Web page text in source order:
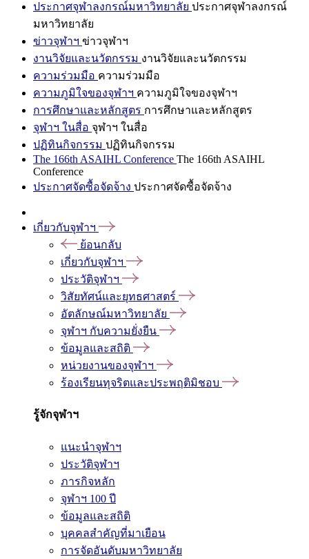
ประกาศจุฬาลงกรณ์มหาวิทยาลัย ประกาศจุฬาลงกรณ์
มหาวิทยาลัย
ข่าวจุฬาฯ ข่าวจุฬาฯ
งานวิจัยและนวัตกรรม งานวิจัยและนวัตกรรม
ความร่วมมือ ความร่วมมือ
ความภูมิใจของจุฬาฯ ความภูมิใจของจุฬาฯ
การศึกษาและหลักสูตร การศึกษาและหลักสูตร
จุฬาฯ ในสื่อ จุฬาฯ ในสื่อ
ปฏิทินกิจกรรม ปฏิทินกิจกรรม
The 166th ASAIHL Conference The 166th ASAIHL
Conference
ประกาศจัดซื้อจัดจ้าง ประกาศจัดซื้อจัดจ้าง
เกี่ยวกับจุฬาฯ
ย้อนกลับ
เกี่ยวกับจุฬาฯ
ประวัติจุฬาฯ
วิสัยทัศน์และยุทธศาสตร์
อัตลักษณ์มหาวิทยาลัย
จุฬาฯ กับความยั่งยืน
ข้อมูลและสถิติ
หน่วยงานของจุฬาฯ
ร้องเรียนทุจริตและประพฤติมิชอบ
รู้จักจุฬาฯ
แนะนำจุฬาฯ
ประวัติจุฬาฯ
ภารกิจหลัก
จุฬาฯ 100 ปี
ข้อมูลและสถิติ
บุคคลสำคัญที่มาเยือน
การจัดอันดับมหาวิทยาลัย